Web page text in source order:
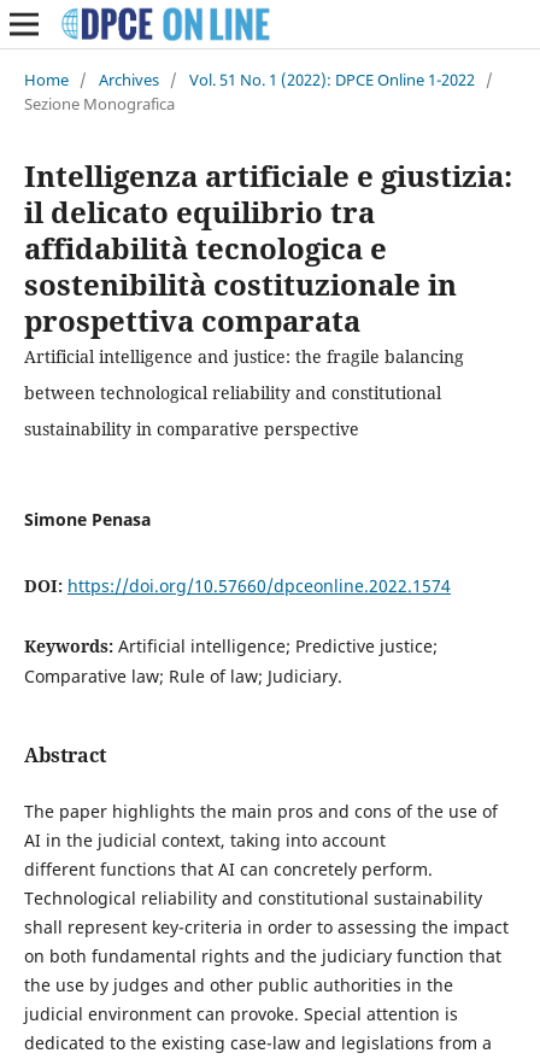
Home / Archives / Vol. 51 No. 1 (2022): DPCE Online 1-2022 /
Sezione Monografica
Intelligenza artificiale e giustizia:
il delicato equilibrio tra
affidabilità tecnologica e
sostenibilità costituzionale in
prospettiva comparata
Artificial intelligence and justice: the fragile balancing
between technological reliability and constitutional
sustainability in comparative perspective
Simone Penasa
DOI: https://doi.org/10.57660/dpceonline.2022.1574
Keywords: Artificial intelligence; Predictive justice;
Comparative law; Rule of law; Judiciary.
Abstract
The paper highlights the main pros and cons of the use of
AI in the judicial context, taking into account
different functions that AI can concretely perform.
Technological reliability and constitutional sustainability
shall represent key-criteria in order to assessing the impact
on both fundamental rights and the judiciary function that
the use by judges and other public authorities in the
judicial environment can provoke. Special attention is
dedicated to the existing case-law and legislations from a